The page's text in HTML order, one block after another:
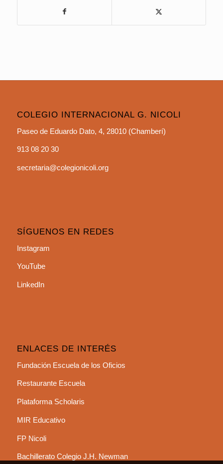
COLEGIO INTERNACIONAL G. NICOLI
Paseo de Eduardo Dato, 4, 28010 (Chamberí)
913 08 20 30
secretaria@colegionicoli.org
SÍGUENOS EN REDES
Instagram
YouTube
LinkedIn
ENLACES DE INTERÉS
Fundación Escuela de los Oficios
Restaurante Escuela
Plataforma Scholaris
MIR Educativo
FP Nicoli
Bachillerato Colegio J.H. Newman